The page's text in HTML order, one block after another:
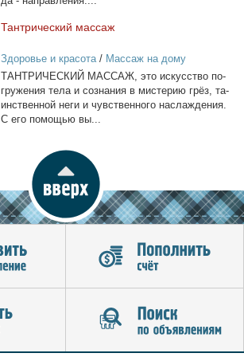
Тан­три­че­ский мас­саж
Здоровье и красота/ Массаж на дому
ТАНТРИЧЕСКИЙ МАССАЖ, это ис­кус­ство по­
гру­же­ния те­ла и со­зна­ния в ми­сте­рию грёз, та­
ин­ствен­ной неги и чув­ствен­но­го на­сла­жде­ния.
С его по­мо­щью вы...